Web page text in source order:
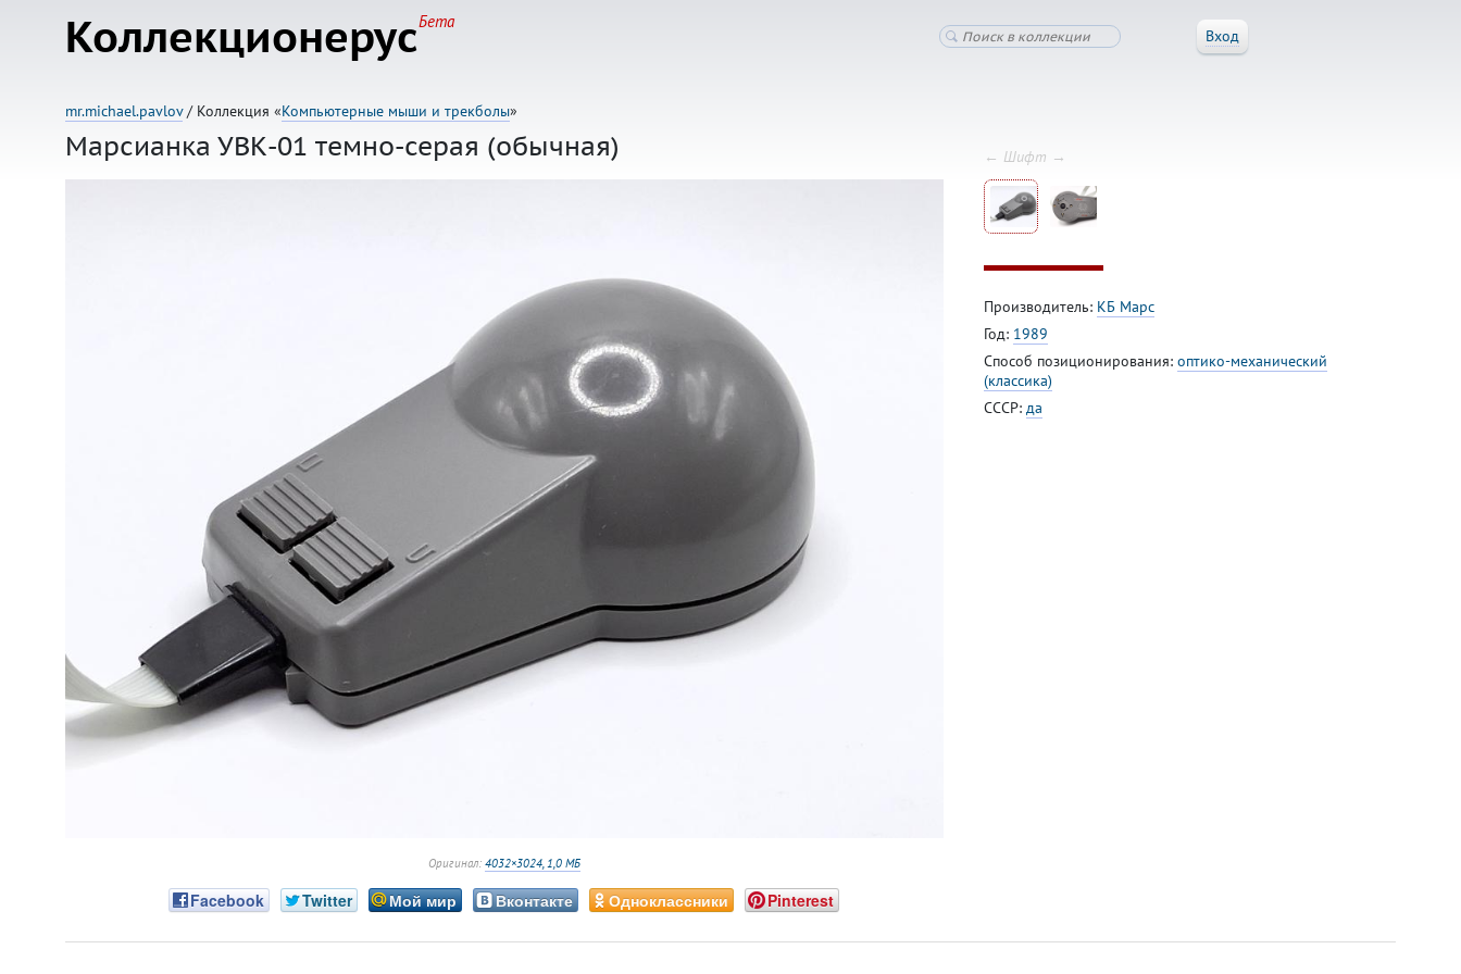
КоллекционерусБета
Вход
mr.michael.pavlov/ Коллекция «Компьютерные мыши и трекболы»
Марсианка УВК-01 темно-серая (обычная)
Оригинал: 4032×3024, 1,0 МБ
Facebook Twitter Мой мир Вконтакте Одноклассники Pinterest
← Шифт →
Производитель: КБ Марс
Год: 1989
Способ позиционирования: оптико-механический
(классика)
СССР: да